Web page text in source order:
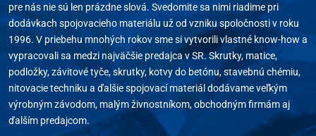
pre nás nie sú len prázdne slová. Svedomite sa nimi riadime pri
dodávkach spojovacieho materiálu už od vzniku spoločnosti v roku
1996. V priebehu mnohých rokov sme si vytvorili vlastné know-how a
vypracovali sa medzi najväčšie predajca v SR. Skrutky, matice,
podložky, závitové tyče, skrutky, kotvy do betónu, stavebnú chémiu,
nitovacie techniku a ďalšie spojovací materiál dodávame veľkým
výrobným závodom, malým živnostníkom, obchodným firmám aj
ďalším predajcom.